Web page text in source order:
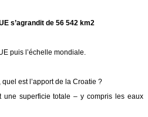
s’agrandit de 56 542 km2
puis l’échelle mondiale.
est l’apport de la Croatie ?
une superficie totale – y compris les eaux